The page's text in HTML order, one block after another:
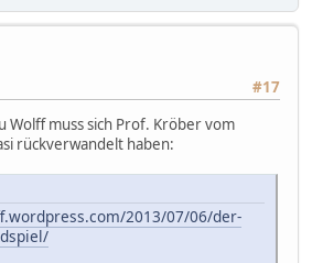
#17
Wolff muss sich Prof. Kröber vom
rückverwandelt haben:
2013/07/06/der-